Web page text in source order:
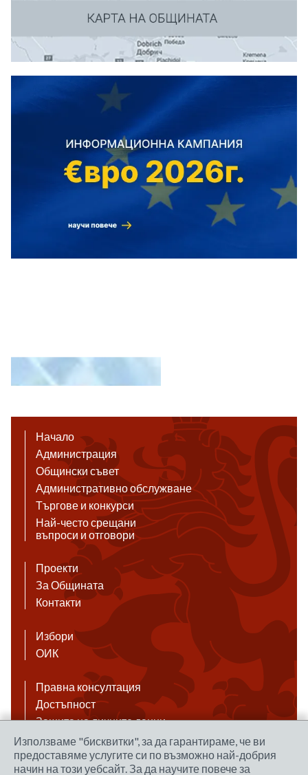
Начало
Администрация
Общински съвет
Административно обслужване
Търгове и конкурси
Най-често срещани
въпроси и отговори
Проекти
За Общината
Контакти
Избори
ОИК
Правна консултация
Достъпност
Защита на личните данни
Антикорупция
Връзки
Използваме "бисквитки", за да гарантираме, че ви
предоставяме услугите си по възможно най-добрия
начин на този уебсайт. За да научите повече за